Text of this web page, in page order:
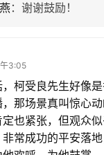
： 谢谢鼓励！
3:05
柯受良先生好像
那场景真叫惊心
也紧张，但观众似
常成功的平安落